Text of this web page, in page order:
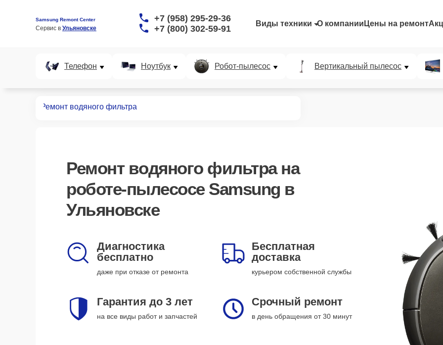
Samsung Remont Center
Сервис в Ульяновске
+7 (958) 295-29-36
+7 (800) 302-59-91
Виды техники О компании Цены на ремонт
Телефон Ноутбук Робот-пылесос Вертикальный пылесос
Ремонт водяного фильтра
Ремонт водяного фильтрана
роботе-пылесосе Samsung в
Ульяновске
Диагностика
бесплатно
даже при отказе от ремонта
Бесплатная
доставка
курьером собственной службы
Гарантия до 3 лет
на все виды работ и запчастей
Срочный ремонт
в день обращения от 30 минут